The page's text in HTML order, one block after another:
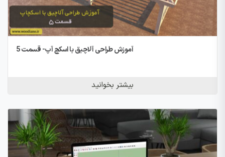
آموزش طراحی آلاچیق با اسکچ آپ- قسمت 5
بیشتر بخوانید